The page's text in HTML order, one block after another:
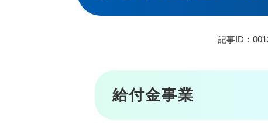
記事ID：
給付金事業